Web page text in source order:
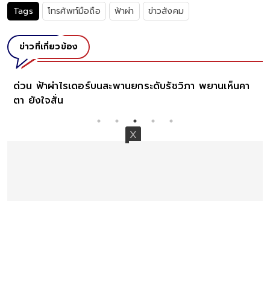
Tags โทรศัพท์มือถือ ฟ้าผ่า ข่าวสังคม
ข่าวที่เกี่ยวข้อง
ด่วน ฟ้าผ่าไรเดอร์บนสะพานยกระดับรัชวิภา พยานเห็นคา
ตา ยังใจสั่น